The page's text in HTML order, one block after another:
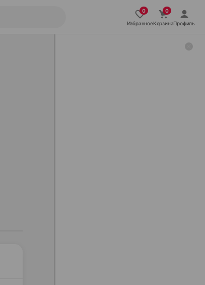
ИзбранноеКорзинаПрофиль